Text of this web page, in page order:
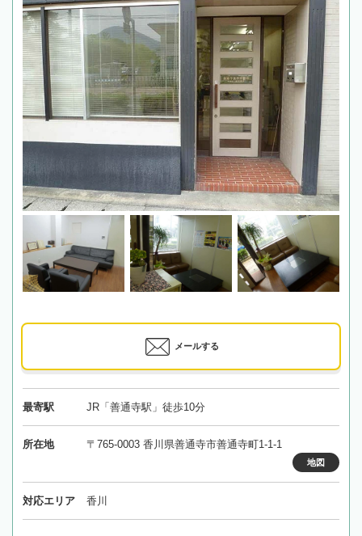
メールする
最寄駅 JR「善通寺駅」徒歩10分
所在地 〒765-0003 香川県善通寺市善通寺町1-1-1
地図
対応エリア 香川